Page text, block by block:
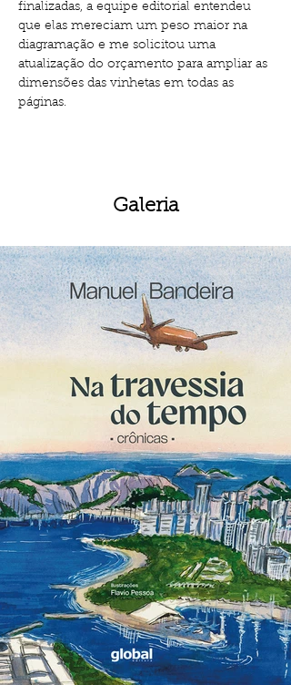
finalizadas, a equipe editorial entendeu
que elas mereciam um peso maior na
diagramação e me solicitou uma
atualização do orçamento para ampliar as
dimensões das vinhetas em todas as
páginas.
Galeria